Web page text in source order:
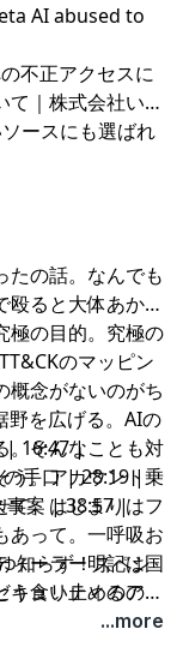
AI abused to
不正アクセスに
｜株式会社いえ
ースにも選ばれ
たの話。なんでも
殴ると大体あか
極の目的。究極の
のマッピン
概念がないのがち
野を広げる。AIの
。そんなことも対
う。アカウント乗
て。はじまりはフ
あって。一呼吸お
ィーラー明記は国
う食い止めるの
| 16:47 |
手口 | 28:19 |
事案 | 38:57 |
知らず！スペシ
キュリティのア
...more